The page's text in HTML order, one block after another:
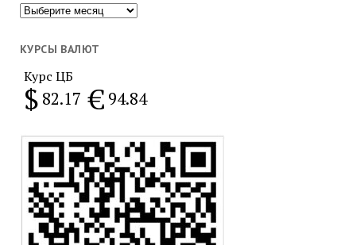
Популярное
месяц
КУРСЫ ВАЛЮТ
Курс ЦБ
$ 82.17 € 94.84